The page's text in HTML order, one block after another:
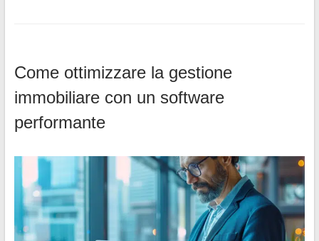
Come ottimizzare la gestione
immobiliare con un software
performante